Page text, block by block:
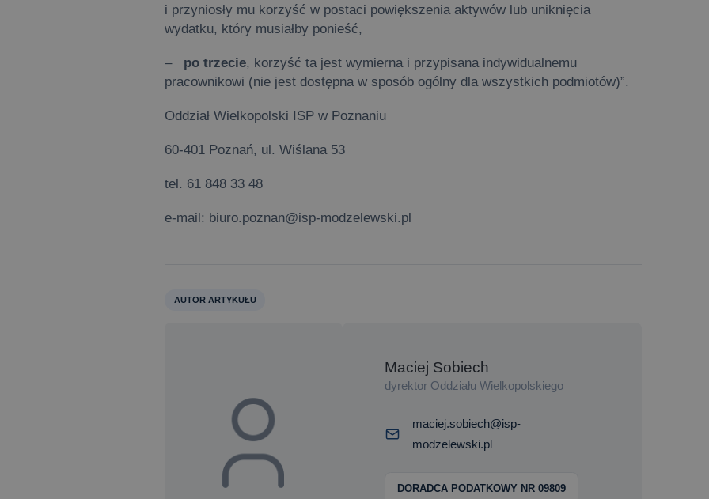
i przyniosły mu korzyść w postaci powiększenia aktywów lub uniknięcia
wydatku, który musiałby ponieść,
– po trzecie, korzyść ta jest wymierna i przypisana indywidualnemu
pracownikowi (nie jest dostępna w sposób ogólny dla wszystkich podmiotów)”.
Oddział Wielkopolski ISP w Poznaniu
60-401 Poznań, ul. Wiślana 53
tel. 61 848 33 48
e-mail: biuro.poznan@isp-modzelewski.pl
AUTOR ARTYKUŁU
Maciej Sobiech
dyrektor Oddziału Wielkopolskiego
maciej.sobiech@isp-
modzelewski.pl
DORADCA PODATKOWY NR 09809